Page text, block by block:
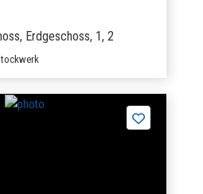
Erdgeschoss, 1, 2